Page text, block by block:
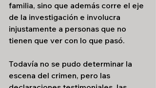
familia, sino que además corre el eje
de la investigación e involucra
injustamente a personas que no
tienen que ver con lo que pasó.
Todavía no se pudo determinar la
escena del crimen, pero las